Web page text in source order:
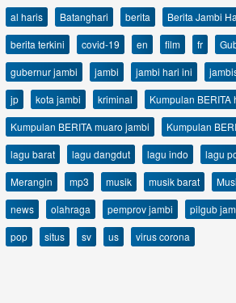
al haris Batanghari berita Berita Jambi
berita terkini
covid-19 en film fr
gubernur jambi
jambi jambi hari ini
jp
kota jambi kriminal
Kumpulan BERITA
Kumpulan BERITA muaro jambi
Kumpulan
lagu barat
lagu dangdut lagu indo lagu
Merangin
mp3 musik musik barat
news
olahraga pemprov jambi pilgub
pop
situs sv us virus corona